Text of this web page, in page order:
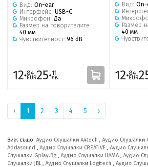
Вид: On-ear
Интерфейс: USB-C
Микрофон: Да
Размер на говорителите:
40 мм
Чувствителност: 96 dB
12·84
EUR25·11
лв.
Вид:
Размер
40 мм
12·84
EUR
‹ 1 2 3 4 5 ›
Виж също: Аудио Слушалки A4tech , Аудио Слушалки
Addasound , Аудио Слушалки CREATIVE , Аудио
Слушалки Gplay.Bg , Аудио Слушалки HAMA, Аудио
Слушалки JBL , Аудио Слушалки Logitech , Аудио